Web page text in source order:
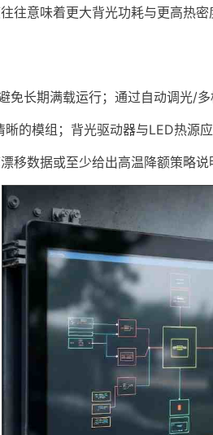
往意味着更大背光功耗与更高热
免长期满载运行；通过自动调光/
的模组；背光驱动器与LED热源
数据或至少给出高温降额策略说